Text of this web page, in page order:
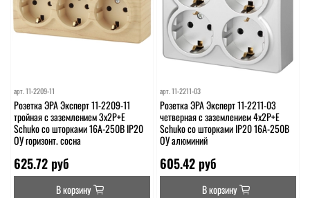
арт.11-2209-11
Розетка ЭРА Эксперт 11-2209-11
тройная с заземлением 3х2P+E
Schuko со шторками 16A-250В IP20
ОУ горизонт. сосна
625.72 руб
В корзину
арт.11-2211-03
Розетка ЭРА Эксперт 11-2211-03
четверная с заземлением 4х2P+E
Schuko со шторками IP20 16A-250В
ОУ алюминий
605.42 руб
В корзину